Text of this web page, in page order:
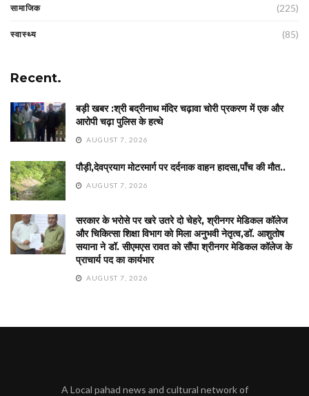
सामाजिक (225)
स्वास्थ्य (85)
Recent.
बड़ी खबर :श्री बद्रीनाथ मंदिर चढ़ावा चोरी प्रकरण में एक और
आरोपी चढ़ा पुलिस के हत्थे
AUGUST 7, 2026
पौड़ी,देवप्रयाग मोटरमार्ग पर दर्दनाक वाहन हादसा,पाँच की मौत..
AUGUST 7, 2026
सरकार के भरोसे पर खरे उतरे दो चेहरे, श्रीनगर मेडिकल कॉलेज
और चिकित्सा शिक्षा विभाग को मिला अनुभवी नेतृत्व,डॉ. आशुतोष
सयाना ने डॉ. सीएमएस रावत को सौंपा श्रीनगर मेडिकल कॉलेज के
प्राचार्य पद का कार्यभार
AUGUST 7, 2026
A Local pahad news and cultural network of